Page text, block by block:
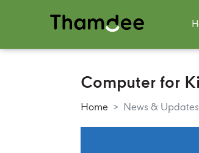
Computer for
Home News & Updates